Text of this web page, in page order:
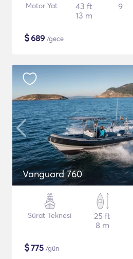
Motor Yat
43 ft
13 m
9
$689 /gece
Vanguard 760
Sürat Teknesi
25 ft
8 m
$775 /gün